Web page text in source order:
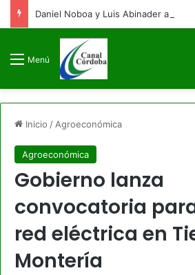
Menú
Inicio / Agroeconómica
Agroeconómica
Gobierno lanza
convocatoria
red eléctrica en
Montería